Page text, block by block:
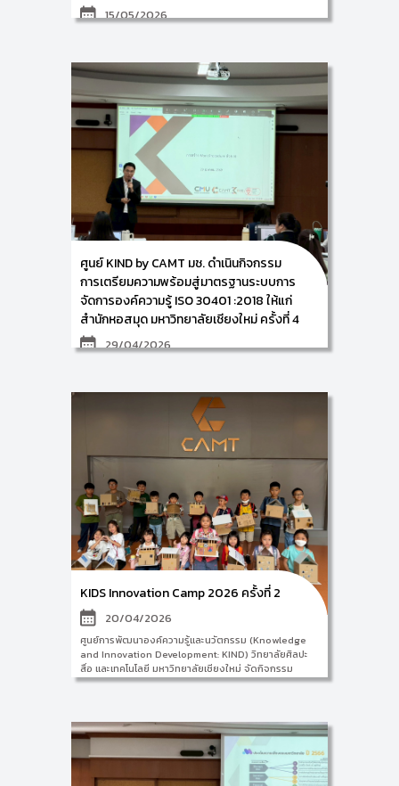
15/05/2026
วิทยาลัยศิลปะ สื่อ และเทคโนโลยี มหาวิทยาลัยเชียงใหม่ นำ
โดย ผู้ช่วยศาสตราจารย์ ดร.อัจฉรา คำอักษร และผู้ช่วย
ศาสตราจารย์ ดร.สมเกียรติ น่วมนา พร้อมคณะทำงาน
ดำเนินกิจกรรมการเตรียมความพร้อมสู่มาตรฐานระบบการ
จัดการองค์ความรู้ ISO 30401 :2018 ภายใต้โครงการ
พัฒนากระบวนการจัดการองค์ความรู้ของสำนักหอสมุดสู่
มาตรฐานสากล ให้แก่ ผู้บริหารและบุคลากรตัวแทนจาก
ส่วนงานที่ร่วมขับเคลื่อนการจัดการความรู้ของสำนักหอ
สมุด มหาวิทยาลัยเชียงใหม่ ณ ห้องประชุม 1 ชั้น 5 สำนัก
หอสมุด มหาวิทยาลัยเชียงใหม่
ในวันศุกร์ที่ 15 พฤษภาคม 2569 ซึ่งการจัดกิจกรรมครั้งนี้
จะเป็นการฝึกอบรมเชิงปฏิบัติการ ในหัวข้อเรื่อง
การจัดทำเอกสารตามกรอบมาตรฐาน ISO 30401: 2018
การวิเคราะห์ความเสี่ยง และการจัดทำระเบียบวิธีปฏิบัติ
เรื่อง กระบวนการจัดการความรู้ (การสร้าง Work
Procedure ด้วย AI) โดยมีผู้ร่วมกิจกรรมจำนวน 20 ท่าน
ศูนย์ KIND by CAMT มช. ดำเนินกิจกรรม
การเตรียมความพร้อมสู่มาตรฐานระบบการ
จัดการองค์ความรู้ ISO 30401 :2018 ให้แก่
สำนักหอสมุด มหาวิทยาลัยเชียงใหม่ ครั้งที่ 4
29/04/2026
วิทยาลัยศิลปะ สื่อ และเทคโนโลยี มหาวิทยาลัยเชียงใหม่ นำ
โดย ผู้ช่วยศาสตราจารย์ ดร.อัจฉรา คำอักษร และผู้ช่วย
ศาสตราจารย์ ดร.สมเกียรติ น่วมนา พร้อมคณะทำงาน
ดำเนินกิจกรรมการเตรียมความพร้อมสู่มาตรฐานระบบการ
จัดการองค์ความรู้ ISO 30401 :2018 ภายใต้โครงการ
พัฒนากระบวนการจัดการองค์ความรู้ของสำนักหอสมุดสู่
มาตรฐานสากล ให้แก่ ผู้บริหารและบุคลากรตัวแทนจาก
ส่วนงานที่ร่วมขับเคลื่อนการจัดการความรู้ของสำนักหอ
สมุด มหาวิทยาลัยเชียงใหม่ ณ ห้องประชุม 1 ชั้น 5 สำนัก
หอสมุด มหาวิทยาลัยเชียงใหม่ ในวันพุธที่ 29 เมษายน
2569 ซึ่งการจัดกิจกรรมครั้งนี้ จะเป็นการฝึกอบรมเชิง
ปฏิบัติการ ในหัวข้อเรื่อง การวิเคราะห์องค์กรและการ
วิเคราะห์ความเสี่ยงขององค์กร (ครั้งที่ 3) เป็นการวิเคราะห์
ความเสี่ยงขององค์กร และแผนปฏิบัติงานด้านการจัดการ
ความรู้ (KM Action Plan) เป็นการสร้าง Work
Procedure ด้วย AI โดยมีผู้ร่วมกิจกรรมจำนวน 20 ท่าน
KIDS Innovation Camp 2026 ครั้งที่ 2
20/04/2026
ศูนย์การพัฒนาองค์ความรู้และนวัตกรรม (Knowledge
and Innovation Development: KIND) วิทยาลัยศิลปะ
สื่อ และเทคโนโลยี มหาวิทยาลัยเชียงใหม่ จัดกิจกรรม
“KIDS Innovation Camp” ให้แก่ น้องๆ ประถมต้น จำนวน
ระหว่างวันที่ 20 – 24 เมษายน 2569 ณ ชั้น 3 ห้อง KIND
วิทยาลัยศิลปะ สื่อ และเทคโนโลยี มหาวิทยาลัยเชียงใหม่